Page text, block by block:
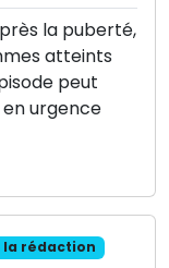
la puberté,
atteints
peut
urgence
la rédaction